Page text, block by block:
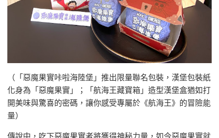
（「惡魔果實咔啦海陸堡」推出限量聯名包裝，漢堡包裝紙
化身為「惡魔果實」；「航海王藏寶箱」造型漢堡盒猶如打
開美味與驚喜的密碼，讓你感受專屬於《航海王》的冒險能
量）
傳說中，吃下惡魔果實者將獲得神秘力量，如今惡魔果實就